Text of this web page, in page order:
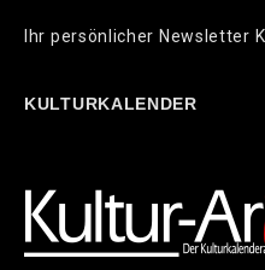
Ihr persönlicher Newsletter
KULTURKALENDER